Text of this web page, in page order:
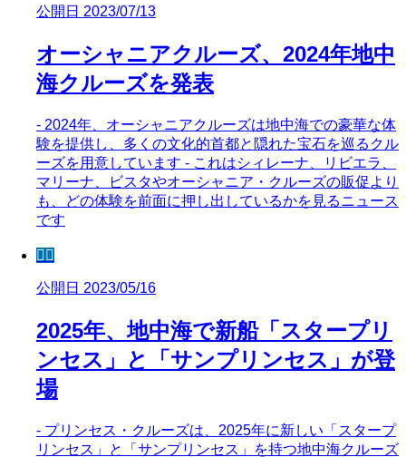
公開日 2023/07/13
オーシャニアクルーズ、2024年地中
海クルーズを発表
- 2024年、オーシャニアクルーズは地中海での豪華な体
験を提供し、多くの文化的首都と隠れた宝石を巡るクル
ーズを用意しています - これはシィレーナ、リビエラ、
マリーナ、ビスタやオーシャニア・クルーズの販促より
も、どの体験を前面に押し出しているかを見るニュース
です
🧜‍♀️
公開日 2023/05/16
2025年、地中海で新船「スタープリ
ンセス」と「サンプリンセス」が登
場
- プリンセス・クルーズは、2025年に新しい「スタープ
リンセス」と「サンプリンセス」を持つ地中海クルーズ